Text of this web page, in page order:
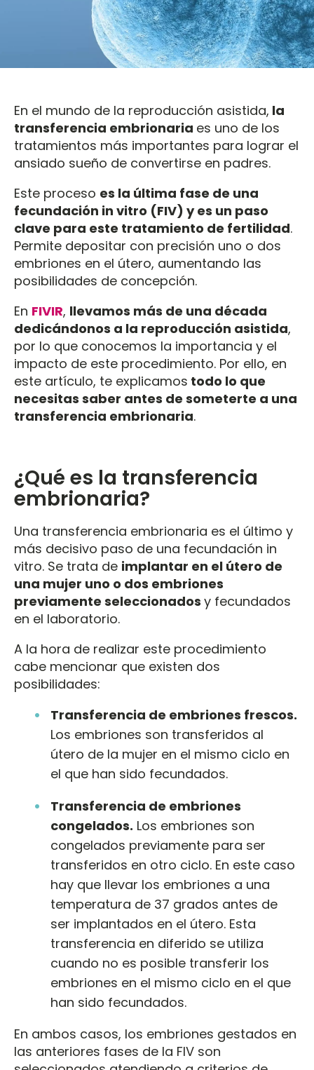
En el mundo de la reproducción asistida, la
transferencia embrionaria es uno de los
tratamientos más importantes para lograr el
ansiado sueño de convertirse en padres.
Este proceso es la última fase de una
fecundación in vitro (FIV) y es un paso
clave para este tratamiento de fertilidad.
Permite depositar con precisión uno o dos
embriones en el útero, aumentando las
posibilidades de concepción.
En FIVIR, llevamos más de una década
dedicándonos a la reproducción asistida,
por lo que conocemos la importancia y el
impacto de este procedimiento. Por ello, en
este artículo, te explicamos todo lo que
necesitas saber antes de someterte a una
transferencia embrionaria.
¿Qué es la transferencia
embrionaria?
Una transferencia embrionaria es el último y
más decisivo paso de una fecundación in
vitro. Se trata de implantar en el útero de
una mujer uno o dos embriones
previamente seleccionados y fecundados
en el laboratorio.
A la hora de realizar este procedimiento
cabe mencionar que existen dos
posibilidades:
Transferencia de embriones frescos.
Los embriones son transferidos al
útero de la mujer en el mismo ciclo en
el que han sido fecundados.
Transferencia de embriones
congelados. Los embriones son
congelados previamente para ser
transferidos en otro ciclo. En este caso
hay que llevar los embriones a una
temperatura de 37 grados antes de
ser implantados en el útero. Esta
transferencia en diferido se utiliza
cuando no es posible transferir los
embriones en el mismo ciclo en el que
han sido fecundados.
En ambos casos, los embriones gestados en
las anteriores fases de la FIV son